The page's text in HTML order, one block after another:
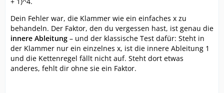
Dein Fehler war, die Klammer wie ein einfaches x zu
behandeln. Der Faktor, den du vergessen hast, ist genau die
innere Ableitung – und der klassische Test dafür: Steht in
der Klammer nur ein einzelnes x, ist die innere Ableitung 1
und die Kettenregel fällt nicht auf. Steht dort etwas
anderes, fehlt dir ohne sie ein Faktor.